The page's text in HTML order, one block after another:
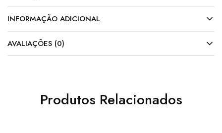
INFORMAÇÃO ADICIONAL
AVALIAÇÕES (0)
Produtos Relacionados